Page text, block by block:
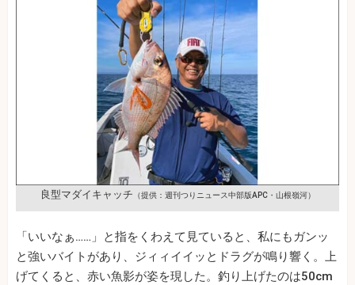
良型マダイキャッチ （提供：週刊つりニュース中部版APC・山根嶺河）
「いいなぁ……」と指をくわえて見ていると、私にもガンッ
と強いバイトがあり、ジィィイイッとドラグが鳴り響く。上
げてくると、赤い魚影が姿を現した。釣り上げたのは50cm